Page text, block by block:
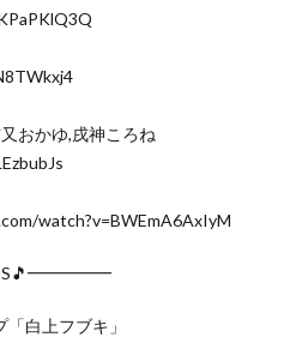
おかゆ,戌神ころね
watch?v=BWEmA6AxIyM
白上フブキ」